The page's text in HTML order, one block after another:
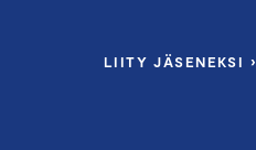
LIITY JÄSENEKSI ›